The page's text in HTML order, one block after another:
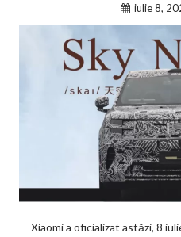
iulie 8,
Xiaomi a oficializat astăzi, 8